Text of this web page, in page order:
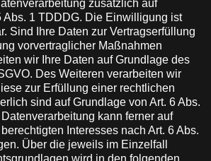
zusätzlich auf
Abs. 1 TDDDG. Die Einwilligung ist
Sind Ihre Daten zur Vertragserfüllung
vorvertraglicher Maßnahmen
wir Ihre Daten auf Grundlage des
Des Weiteren verarbeiten wir
zur Erfüllung einer rechtlichen
sind auf Grundlage von Art. 6 Abs.
kann ferner auf
Interesses nach Art. 6 Abs.
Über die jeweils im Einzelfall
wird in den folgenden